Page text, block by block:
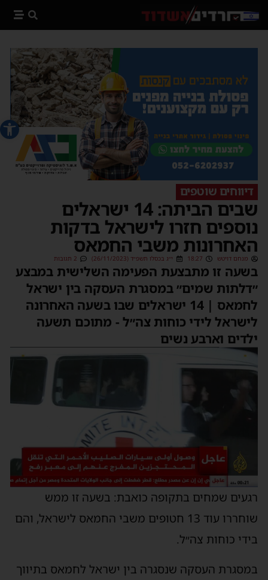
פתח
דיווחים שוטפים
שבים הביתה: 14 ישראלים
נוספים חזרו לישראל בדקות
האחרונות משבי החמאס
מנחם דויטש 18:27 י״ג בכסלו תשפ״ד (26/11/2023) 2 תגובות
בשעה זו מתבצעת הפעימה השלישית במבצע
״דלתות שמים״ במסגרת העסקה בין ישראל
לחמאס | 14 ישראלים שבו בשעה האחרונה
לישראל לידי כוחות צה״ל - מתוכם תשעה
ילדים וארבע נשים
רגעים שמחים בתקופה כואבת: בשעה זו ממש
שוחררו עוד 13 חטופים משבי החמאס לישראל, והם
בידי כוחות צה״ל.
במסגרת העסקה שנסגרה בין ישראל לחמאס בתיווך